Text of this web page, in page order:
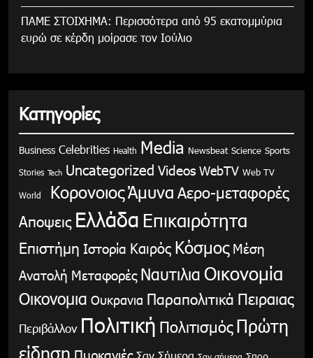
ΠΑΜΕ ΣΤΟΙΧΗΜΑ: Περισσότερα από 95 εκατομμύρια
ευρώ σε κέρδη μοίρασε τον Ιούλιο
Κατηγορίες
Business Celebrities Health Media Newsbeat Science Sports
Stories Tech Uncategorized Videos WebTV Web TV
World ΚορονοιοςΆμυνα Αερο-μεταφορές
Αποψεις Ελλάδα Επικαιρότητα
Επιστήμη Ιστορία Καιρός Κόσμος Μέση
Ανατολή Μεταφορές Ναυτιλια Οικονομία
Οικονομια Ουκρανια Παραπολιτικά Πειραιας
Περιβάλλον Πολιτική Πολιτισμός Πρώτη
είδηση Πυρκαγιές